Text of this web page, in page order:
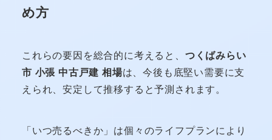
め方
これらの要因を総合的に考えると、 つくばみらい
市 小張 中古戸建 相場は、今後も底堅い需要に支
えられ、安定して推移すると予測されます。
「いつ売るべきか」は個々のライフプランにより